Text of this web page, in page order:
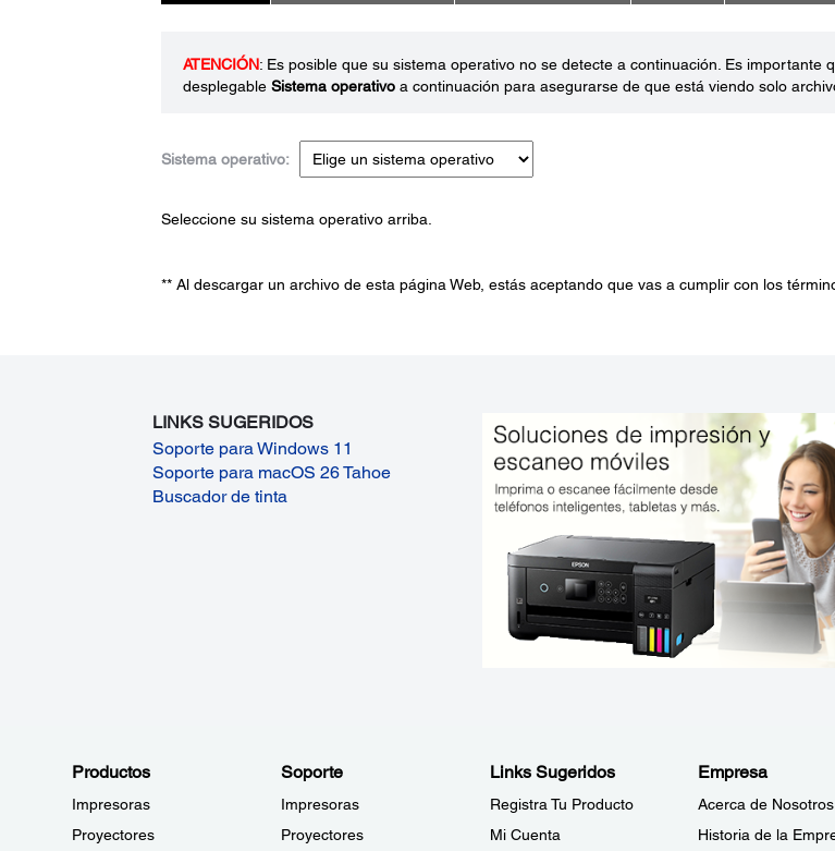
ATENCIÓN: Es posible que su sistema operativo no se detecte a continuación. Es
desplegable Sistema operativoa continuación para asegurarse de que está viendo solo
Sistema operativo:
Seleccione su sistema operativo arriba.
** Al descargar un archivo de esta página Web, estás aceptando que vas a cumplir con los
LINKS SUGERIDOS
Soporte para Windows 11
Soporte para macOS 26 Tahoe
Buscador de tinta
Productos
Impresoras
Proyectores
Soporte
Impresoras
Proyectores
Links Sugeridos
Registra Tu Producto
Mi Cuenta
Empresa
Acerca de Nosotros
Historia de la